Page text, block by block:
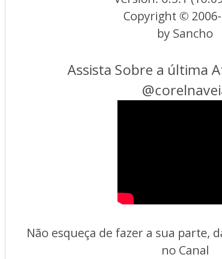
Copyright ©
by Sancho
Assista Sobre a última
Não esqueça de fazer a sua parte,
no Canal